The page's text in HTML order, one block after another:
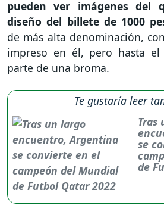
pueden ver imágenes del
diseño del billete de 1000
de más alta denominación,
impreso en él, pero hasta
parte de una broma.
Te gustaría leer
Tras
se
de